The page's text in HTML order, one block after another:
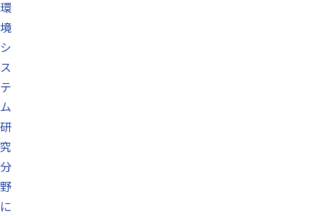
環
境
シ
ス
テ
ム
研
究
分
野
に